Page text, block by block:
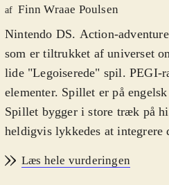
af Finn Wraae Poulsen
Nintendo DS. Action-
som er tiltrukket af universet
lide "Legoiserede" spil. PEGI-
elementer. Spillet er på
Spillet bygger i store træk på
heldigvis lykkedes at integrere
som rummer mange
Læs hele vurderingen